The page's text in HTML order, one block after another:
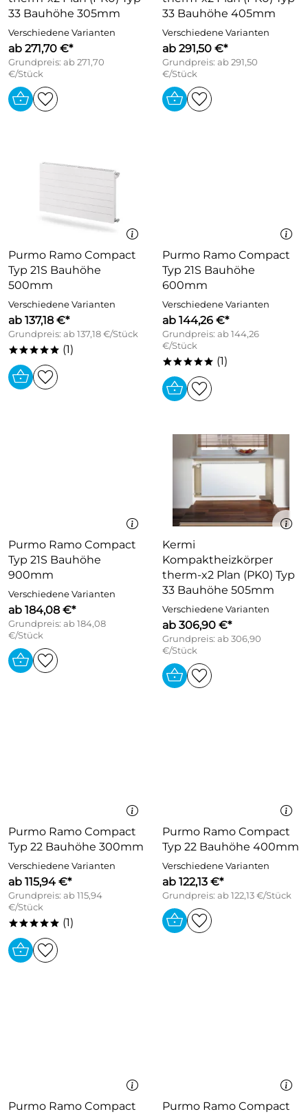
33 Bauhöhe 305mm
Verschiedene Varianten
ab 271,70 €*
Grundpreis: ab 271,70
€/Stück
33 Bauhöhe 405mm
Verschiedene Varianten
ab 291,50 €*
Grundpreis: ab 291,50
€/Stück
Purmo Ramo Compact
Typ 21S Bauhöhe
500mm
Verschiedene Varianten
ab 137,18 €*
Grundpreis: ab 137,18 €/Stück
***** (1)
Purmo Ramo Compact
Typ 21S Bauhöhe
600mm
Verschiedene Varianten
ab 144,26 €*
Grundpreis: ab 144,26
€/Stück
***** (1)
Purmo Ramo Compact
Typ 21S Bauhöhe
900mm
Verschiedene Varianten
ab 184,08 €*
Grundpreis: ab 184,08
€/Stück
Kermi
Kompaktheizkörper
therm-x2 Plan (PK0) Typ
33 Bauhöhe 505mm
Verschiedene Varianten
ab 306,90 €*
Grundpreis: ab 306,90
€/Stück
Purmo Ramo Compact
Typ 22 Bauhöhe 300mm
Verschiedene Varianten
ab 115,94 €*
Grundpreis: ab 115,94
€/Stück
***** (1)
Purmo Ramo Compact
Typ 22 Bauhöhe 400mm
Verschiedene Varianten
ab 122,13 €*
Grundpreis: ab 122,13 €/Stück
Purmo Ramo Compact
Purmo Ramo Compact